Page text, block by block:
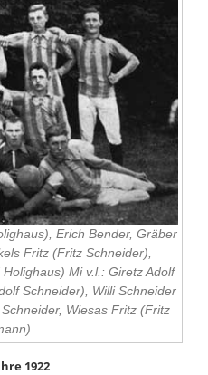
Erich Bender, Gräber
Fritz (Fritz Schneider),
Mi v.l.: Giretz Adolf
Schneider), Willi Schneider
Wiesas Fritz (Fritz
1922